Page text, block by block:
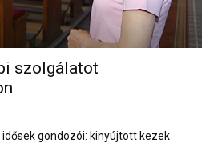
szolgálatot
idősek gondozói: kinyújtott kezek